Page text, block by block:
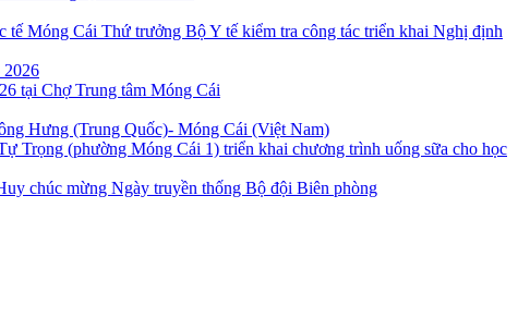
Thứ trưởng Bộ Y tế kiểm tra công tác triển khai Nghị định
2026
tại Chợ Trung tâm Móng Cái
Hưng (Trung Quốc)- Móng Cái (Việt Nam)
Trọng (phường Móng Cái 1) triển khai chương trình uống sữa cho học
chúc mừng Ngày truyền thống Bộ đội Biên phòng